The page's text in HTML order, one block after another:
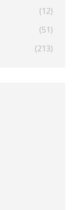
(12)
(51)
(213)